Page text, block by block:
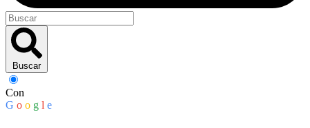
Buscar
Con
G o o g l e